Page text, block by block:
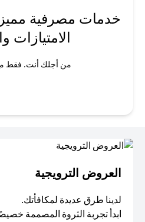
خدمات مصرفية
الامتيازات
من أجلك أنت. فقط
العروض الترويجية
لدينا طرق عديدة لمكافأتك.
ابدأ تجربة الثروة المصممة